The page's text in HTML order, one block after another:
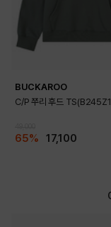
BUCKAROO
C/P 쭈리 후드
65% 17,100